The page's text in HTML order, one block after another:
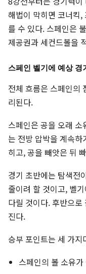
해법이 막히면 코너킥
를 수 있다. 스페인은
제공권과 세컨드볼을
스페인 벨기에 예상 경
전체 흐름은 스페인의
리된다.
스페인은 공을 오래 소
는 전방 압박을 계속
히고, 공을 빼앗은 뒤
경기 초반에는 탐색전
줄이려 할 것이고, 벨
다릴 것이다. 후반으
진다.
승부 포인트는 세 가지
스페인의 볼 소유